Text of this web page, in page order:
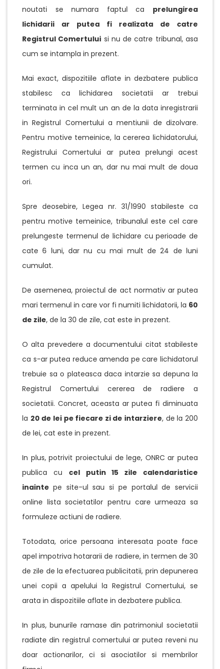
noutati se numara faptul ca prelungirea
lichidarii ar putea fi realizata de catre
Registrul Comertului si nu de catre tribunal, asa
cum se intampla in prezent.
Mai exact, dispozitiile aflate in dezbatere publica
stabilesc ca lichidarea societatii ar trebui
terminata in cel mult un an de la data inregistrarii
in Registrul Comertului a mentiunii de dizolvare.
Pentru motive temeinice, la cererea lichidatorului,
Registrului Comertului ar putea prelungi acest
termen cu inca un an, dar nu mai mult de doua
ori.
Spre deosebire, Legea nr. 31/1990 stabileste ca
pentru motive temeinice, tribunalul este cel care
prelungeste termenul de lichidare cu perioade de
cate 6 luni, dar nu cu mai mult de 24 de luni
cumulat.
De asemenea, proiectul de act normativ ar putea
mari termenul in care vor fi numiti lichidatorii, la 60
de zile, de la 30 de zile, cat este in prezent.
O alta prevedere a documentului citat stabileste
ca s-ar putea reduce amenda pe care lichidatorul
trebuie sa o plateasca daca intarzie sa depuna la
Registrul Comertului cererea de radiere a
societatii. Concret, aceasta ar putea fi diminuata
la 20 de lei pe fiecare zi de intarziere, de la 200
de lei, cat este in prezent.
In plus, potrivit proiectului de lege, ONRC ar putea
publica cu cel putin 15 zile calendaristice
inainte pe site-ul sau si pe portalul de servicii
online lista societatilor pentru care urmeaza sa
formuleze actiuni de radiere.
Totodata, orice persoana interesata poate face
apel impotriva hotararii de radiere, in termen de 30
de zile de la efectuarea publicitatii, prin depunerea
unei copii a apelului la Registrul Comertului, se
arata in dispozitiile aflate in dezbatere publica.
In plus, bunurile ramase din patrimoniul societatii
radiate din registrul comertului ar putea reveni nu
doar actionarilor, ci si asociatilor si membrilor